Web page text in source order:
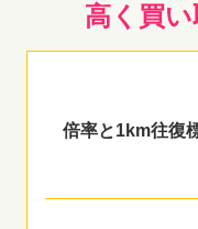
高く買
倍率と1km往復